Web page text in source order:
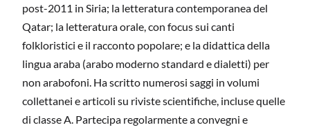
post-2011 in Siria; la letteratura contemporanea del
Qatar; la letteratura orale, con focus sui canti
folkloristici e il racconto popolare; e la didattica della
lingua araba (arabo moderno standard e dialetti) per
non arabofoni. Ha scritto numerosi saggi in volumi
collettanei e articoli su riviste scientifiche, incluse quelle
di classe A. Partecipa regolarmente a convegni e